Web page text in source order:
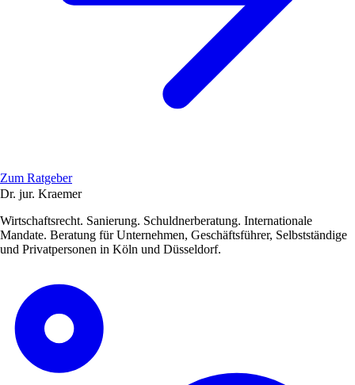
Zum Ratgeber
Dr. jur. Kraemer
Wirtschaftsrecht. Sanierung. Schuldnerberatung. Internationale
Mandate. Beratung für Unternehmen, Geschäftsführer, Selbstständige
und Privatpersonen in Köln und Düsseldorf.